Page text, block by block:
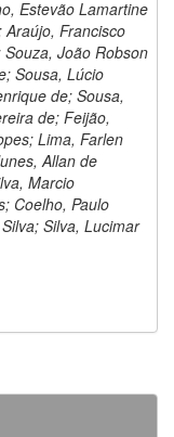
Estevão Lamartine
Araújo, Francisco
Souza, João Robson
Sousa, Lúcio
de; Sousa,
de; Feijão,
Lima, Farlen
Allan de
Marcio
Coelho, Paulo
Silva, Lucimar